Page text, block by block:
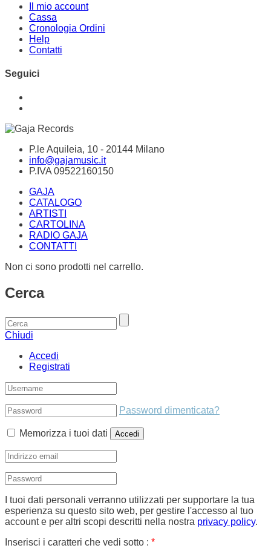
Il mio account
Cassa
Cronologia Ordini
Help
Contatti
Seguici
P.le Aquileia, 10 - 20144 Milano
info@gajamusic.it
P.IVA 09522160150
GAJA
CATALOGO
ARTISTI
CARTOLINA
RADIO GAJA
CONTATTI
Non ci sono prodotti nel carrello.
Cerca
Chiudi
Accedi
Registrati
Password dimenticata?
Memorizza i tuoi dati
I tuoi dati personali verranno utilizzati per supportare la tua
esperienza su questo sito web, per gestire l'accesso al tuo
account e per altri scopi descritti nella nostra privacy policy.
Inserisci i caratteri che vedi sotto : *